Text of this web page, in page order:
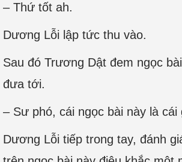
– Thứ tốt ah.
Dương Lỗi lập tức thu vào.
Sau đó Trương Dật đem ngọc
đưa tới.
– Sư phó, cái ngọc bài này là cái
Dương Lỗi tiếp trong tay, đánh